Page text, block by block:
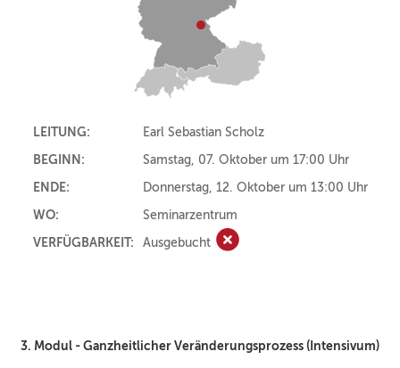
LEITUNG:
Earl Sebastian Scholz
BEGINN:
Samstag, 07. Oktober um 17:00 Uhr
ENDE:
Donnerstag, 12. Oktober um 13:00 Uhr
WO:
Seminarzentrum
VERFÜGBARKEIT:
Ausgebucht Ausgebucht
3. Modul - Ganzheitlicher Veränderungsprozess (Intensivum)